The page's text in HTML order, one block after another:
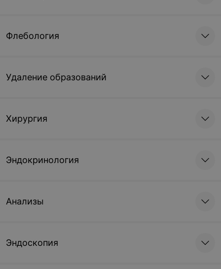
Флебология
Удаление образований
Хирургия
Эндокринология
Анализы
Эндоскопия